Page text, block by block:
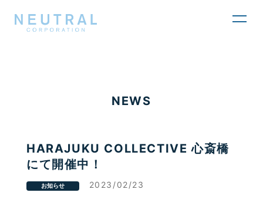
NEWS
HARAJUKU COLLECTIVE 心斎橋
にて開催中！
お知らせ 2023/02/23